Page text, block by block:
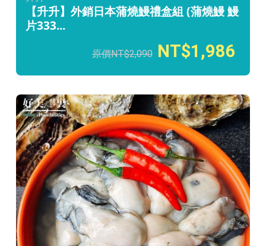
【升升】外銷日本蒲燒鰻禮盒組 (蒲燒鰻 鰻
片333...
2,090 1,986